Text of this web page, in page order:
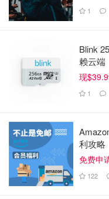
1
Blink
赖云端
现
1
利攻略
免费申
122